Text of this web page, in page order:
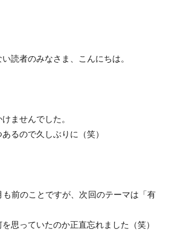
読者のみなさま、こんにちは。
ませんでした。
るので久しぶりに（笑）
前のことですが、次回のテーマは「有
思っていたのか正直忘れました（笑）